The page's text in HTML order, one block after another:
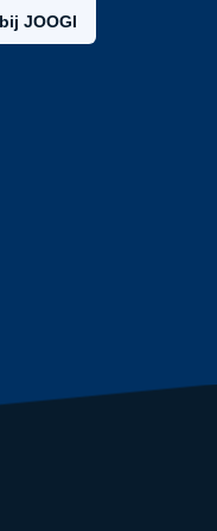
JOOGI